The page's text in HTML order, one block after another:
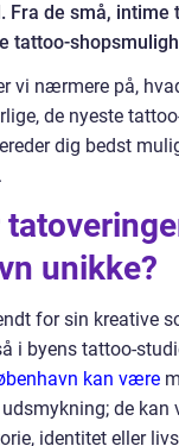
Fra de små, intime
tattoo-
vi nærmere på,
de nyeste
dig bedst
unikke?
for sin kreative
i byens tattoo-
kan være
de kan
identitet eller